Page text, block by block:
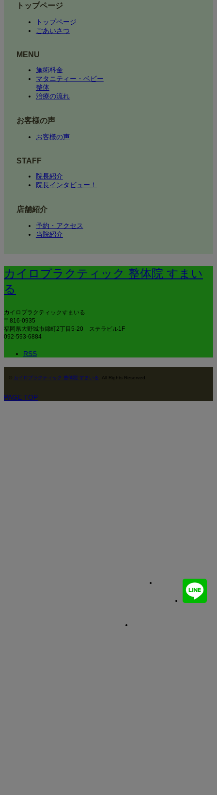
トップページ
トップページ
ごあいさつ
MENU
施術料金
マタニティー・ベビー
整体
治療の流れ
お客様の声
お客様の声
STAFF
院長紹介
院長インタビュー！
店舗紹介
予約・アクセス
当院紹介
カイロプラクティック 整体院 すまい
る
カイロプラクティックすまいる
〒816-0935
福岡県大野城市錦町2丁目5-20 ステラビル1F
092-593-6884
RSS
カイロプラクティック 整体院 すまいる . All Rights Reserved.
PAGE TOP